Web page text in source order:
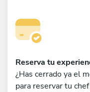
Reserva tu
¿Has cerrado ya el
para reservar tu